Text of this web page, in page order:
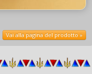
Vai alla pagina del prodotto »